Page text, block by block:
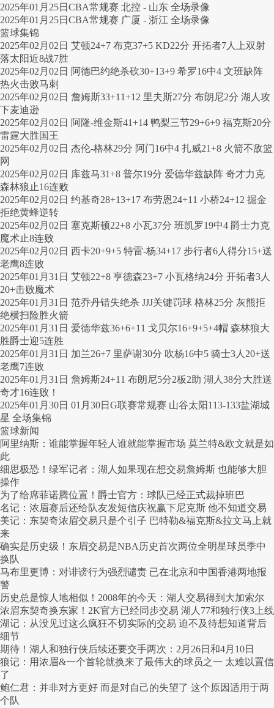
2025年01月25日CBA常规赛 北控 - 山东 全场录像
2025年01月25日CBA常规赛 广厦 - 浙江 全场录像
篮球集锦
2025年02月02日 艾顿24+7 布克37+5 KD22分 开拓者7人上双射
落太阳近8战7胜
2025年02月02日 阿德巴约绝杀砍30+13+9 希罗16中4 文班缺阵
热火击败马刺
2025年02月02日 詹姆斯33+11+12 里夫斯27分 布朗尼2分 湖人攻
下麦迪逊
2025年02月02日 阿隆-维金斯41+14 鸭梨三节29+6+9 福克斯20分
雷霆大胜国王
2025年02月02日 杰伦-格林29分 阿门16中4 扎威21+8 火箭不敌篮
网
2025年02月02日 库兹马31+8 普尔19分 爱德华兹缺阵 奇才力克
森林狼止16连败
2025年02月02日 约基奇28+13+17 布劳恩24+11 小桥24+12 掘金
拒绝黄蜂逆转
2025年02月02日 塞克斯顿22+8 小瓦37分 班凯罗19中4 爵士力克
魔术止8连败
2025年02月02日 西卡20+9+5 特雷-杨34+17 步行者6人得分15+送
老鹰8连败
2025年01月31日 艾顿22+8 亨德森23+7 小瓦格纳24分 开拓者3人
20+击败魔术
2025年01月31日 范乔丹错失绝杀 JJJ关键罚球 格林25分 灰熊拒
绝横扫险胜火箭
2025年01月31日 爱德华兹36+6+11 戈贝尔16+9+5+4帽 森林狼大
胜爵士迎5连胜
2025年01月31日 加兰26+7 里萨谢30分 吹杨16中5 骑士3人20+送
老鹰7连败
2025年01月31日 詹姆斯24+11 布朗尼5分2板2助 湖人38分大胜送
奇才16连败！
2025年01月30日 01月30日G联赛常规赛 山谷太阳113-133盐湖城
星 全场集锦
篮球新闻
阿里纳斯：谁能掌握年轻人谁就能掌握市场 莫兰特&欧文就是如
此
细思极恐！绿军记者：湖人如果现在想交易詹姆斯 也能够大胆
操作
为了给席菲诺腾位置！爵士官方：球队已经正式裁掉班巴
名记：浓眉赛后还给队友发短信庆祝赢下尼克斯 他不知道交易
美记：东契奇浓眉交易只是个引子 巴特勒&福克斯&拉文马上就
来
确实是历史级！东眉交易是NBA历史首次两位全明星球员季中
换队
马布里更博：对诽谤行为强烈谴责 已在北京和中国香港两地报
警
历史总是惊人地相似！2008年的今天：湖人交易得到大加索尔
浓眉东契奇换东家！2K官方已经同步交易 湖人77和独行侠3上线
湖记：从没见过这么疯狂不切实际的交易 迫不及待想知道背后
细节
期待！湖人和独行侠后续还要交手两次：2月26日和4月10日
狼记：用浓眉&一个首轮就换来了最伟大的球员之一 太难以置信
了
鲍仁君：并非对方更好 而是对自己的失望了 这个原因适用于两
个队